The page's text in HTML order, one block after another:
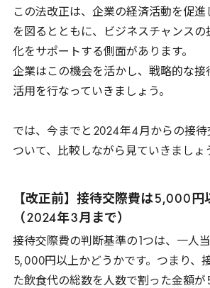
この法改正は、企業の経済活動を促
を図るとともに、ビジネスチャンスの
化をサポートする側面があります。
企業はこの機会を活かし、戦略的な接
活用を行なっていきましょう。
では、今までと 2024年4月からの接
ついて、比較しながら見ていきましょ
【改正前】接待交際費は5,000 円
（2024年3月まで）
接待交際費の判断基準の つは、一人
5,000円以上かどうかです。つまり、
た飲食代の総数を人数で割った金額が